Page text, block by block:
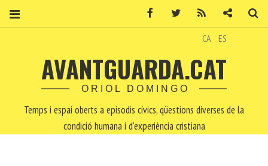
CA ES
AVANTGUARDA.CAT
ORIOL DOMINGO
Temps i espai oberts a episodis cívics, qüestions diverses de la
condició humana i d'experiència cristiana
Facebook Twitter Contacte